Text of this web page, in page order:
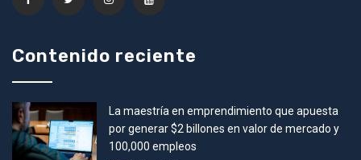
Contenido reciente
La maestría en emprendimiento que apuesta
por generar $2 billones en valor de mercado y
100,000 empleos